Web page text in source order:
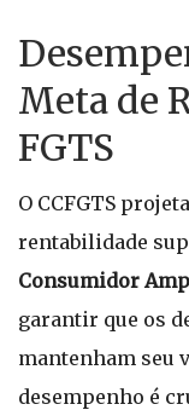
Meta de
FGTS
O CCFGTS
rentabilidade
Consumidor
garantir que os
mantenham seu
desempenho é